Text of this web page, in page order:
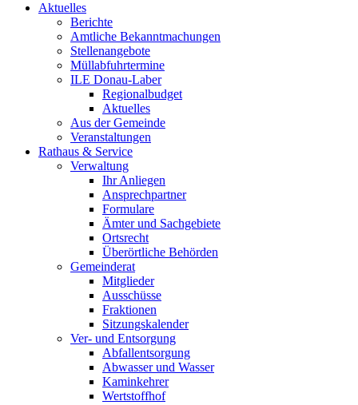
Aktuelles
Berichte
Amtliche Bekanntmachungen
Stellenangebote
Müllabfuhrtermine
ILE Donau-Laber
Regionalbudget
Aktuelles
Aus der Gemeinde
Veranstaltungen
Rathaus & Service
Verwaltung
Ihr Anliegen
Ansprechpartner
Formulare
Ämter und Sachgebiete
Ortsrecht
Überörtliche Behörden
Gemeinderat
Mitglieder
Ausschüsse
Fraktionen
Sitzungskalender
Ver- und Entsorgung
Abfallentsorgung
Abwasser und Wasser
Kaminkehrer
Wertstoffhof